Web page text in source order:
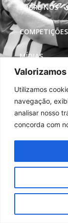
Utilizamos
navegação,
analisar nosso
concorda com
SOBRE NÓS
COMPETIÇÕES
MÍDIAS
REDES SOCIAIS